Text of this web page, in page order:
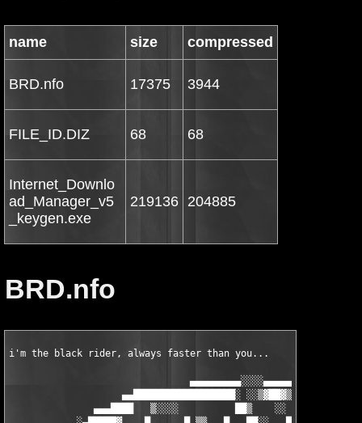
name size compressed
BRD.nfo 17375 3944
FILE_ID.DIZ 68 68
Internet_Downlo
ad_Manager_v5
_keygen.exe
219136 204885
BRD.nfo
i'm the black rider, always faster than you...

				▄▄▄▄▄▄▄▄▄░░░░▄▄▄▄▄                              
                    ▄▄██████████████████░ ░░▒▓██▓▒▓█▓░▄                         
               ▄▄▄████   ▒░░░░          ██▒    ░░     ███▒▄                     
            ░▄█████▓    █      █ ▒▒   █   ██░░   █░██     ▓█▒▄                  
          ▄████▒  ▒▓ ▓█▓   █ ▒▒▒  █ ▓ ▓█▓    ▓████ ▓██████░ ███▄▄               
        ▄█████░ ██▒ ▒█░ ██████▓ ████░░████████████▓ ██████████████▄             
      ▄█▓████▒███████████████████████████████████████████████▓▓█████░           
     ░█░█████████████████████████████████████████████████████████████           
     ██████████████████████████████▓░██▓██████░██████▓█████████████▓█           
     ██████████████▀ ▒▓▀██▀█▀░▒ ▒███████████           ▀▀██▀█████████▓          
     ████████████▀░             █████████████▄               ▓████████          
     ████████▀░▓              ▄████████████████▓              ░▓██▓▓██          
     █████████▒             ▄████████████████████▄░             ▓████           
     ████████           ▄▄████████████████████████▓░           ▓██████          
     ██████▓           ░████████████████████████████░           ██████          
    ░██████           ▒████████████████████████████▓            █████▓          
     █████░            ████████████████████████████▄░▓▓▓▒       ▀████░          
     ██████          ░ ░█▓████████████████████████████░          ███▒           
     ██████            ░▓▓▓███████████████████████░              ░██            
    ██████         ▄███▄ ▓███████████████████████▓ ▄██████▄▄      ▒█▒           
    █  ███▒     ▄██████████████████████▓█████████████████████     █████▄        
   ██  ░░▀    ▄███████████████████████████████████████████████▄   ▓█ ░███▄      
   ▓▒█  ░█  ▓███████████  ▓███████████████████████ ░▀███████████ ░█░ ░██▒█      
   █ ██  █  ░█▒███████████████████▓██████████████████████████▀▀▒ ▒█ ▒█▒███      
  ░█ ██  █        ▀▀██████████████████████████████████▀▀         ░█ ██ █        
   ▒ ███ █            ▀▀██████████████████████████▀              ▓█ ████        
   █░█▓███                ░▓███████████████████████▄▄           ▓█ ░█░█         
    ▀██▓███              █▓▓████████████████████████████▓      ███ ███▒         
      ▓█▓░▓▄           ▄███████████▒█████ ▒██████████████      ▒▒███            
        ▒███         ▓█████▓██████▓ █████  ▓███████████ ▒█      ███             
          ▀██      ░▄███████████▓  ▓██████  ░▄████████▒██▓▒█░  ▒█▒█▒            
           ██▒  ░▄█ ███  ███████▄▓▒████████  ▓█████▓█░   ███▒   ███░            
           ░██    ░     █████████████████████████▓████▓  ░     ▒███             
            ██        ██████████████████████████████████        ███▓            
            ▓█▒      ▓██████████████████████████████████        ███▓▄           
             ██      ████████████████████████████▓███████       █████████▓▄░░   
       ▄▄██████░     ████▓▓███▓█████████████████████▓ ██░       ████ ░█████▓█░  
    ▒████▀    █▓         ░█████████████████████▓▓███▒          ████▒     ▀██▒   
   ▓██     ▄▓███▄          ███████████████████████████       ░█████████   ▓█▓   
    █    ██████▓██▄▒     ░████████████████████████████     ▓▄█████████    ██  ▒ 
   ░██▄    ██████████▄    ▓███████████████████████████░▄▄████████████▒    ██  █ 
   ▓███     █████████████▓█████████████████████████████████████████▓     ▒██ ▒▒ 
   ▓██▀          ████████████████████████████████████████████▓▒           ████  
   ██               ▓████████████████████████████████████████▄            ██    
  ██▀         █▓▒████████████████████████████████████████████████▄        ██    
░██▒          █████████████████████████████████████████████████████▓      ███   
██▒        ▒███████████████████████████████████████████▓▓█████████▒ █░    ░███▒ 
██▄        ███████████████████████████████████████████████████████▓ █     ▄█████
 ▀██▄░▓▒▓██████████████████████████▓█████████████████████████████████ █  ▒█ ░  █
    ███ ▒█████████████████████████▓████████████████████▓████████████ ▓░▄██     ▀
  ░▒█ ▓█▓ ░███████████████████████▓███████████████████████████████████████      
  ▄█ ████████████████████████████████████████████████████████████████████  ▓    
 ▄██████████████████████████████████████████████████████████████████████ ███   ▀
██████████████████████████████████████████████████████████████████████████▓█░  █
███████████████████████████████████████████████████████████████████████████████▓
████████████████████████████████████████████████████████████████████████████████
███████████▄██████████████▀▀▀████████▀▄███████████████████████████████████▀  ▀▓█
███▀ ▄ ▀███████████████▀ ▄▄▓ ████▓▀  ▀██████████████████████▄█████▀░█████▓    ▓
░██ ▀▓▀ █▓▀▀▀▀██▀▀▓██▀ ▄████  ███           ░▀██▓▀▀███▀▀▀███▀▀▀▀▓█  ░████░     █
 █░      ▀■.       ▀   █████   █▓            ░█▓░   ▀         .■▀    ░██▀
         ▄▄▄       ▓   █████   ▓               ■                ▄▄█   ▄         
       ▄████           █████   █                             ░▄████             
       █████           █████                                 ▄████▓             
       █████           █████            ▄                    █████░             
       █████▓ ██▒      █████       ▄██▄▄         ▄██████▄    █████    ▄█░       
       ███████████▓    █████      ████████▄     ▄█████████   █████  ▄███        
       ██████ █████    ████▓     ███▓███████   ███████████▒  █████  ████        
       █████░ ▒████    ████▒    ████   █████   █████  ███▓   █████  ██▒         
       █████   ████    ████     ████   █████   █████         █████ ███          
       █████   ████    ████     ████  ██████   █████         █████ █████▄       
       ██████▄░████    ████▓▄   ████▄██ ████   ██████▄  ▄█   █████████████      
       ███████████     ███████  █████▀  ████    █████████    █████▓  █████      
       ████▀  ▀██       ▀███▀   ████   █████     ▀█████▓     █████    ███       
       █▀                 █       ▀    ▓▀                    █▀▀       █        
                ▄██▓              ▄▓█                                           
               ▄█████           ▄████                                           
▓█ ▓████████▓  ▓█████  ▓█████▓  █████  ▓████████████████████████████████████▓ █▓
                ████            █████                                           
                                █████                                           
   ████ ▄████    ▄▄██      ▄████████▓    ▄████████    ████ ░▄███   ▄▄████████▄  
   ████ ████  ▄██████     ██████████▓   ▓██████████   ████▄▄███   ████▓██████▀  
   ████████▀  ███████    ████   ████▒   ████  ████▓   ███████▀   ▄████▀         
   █████   ░    █████    ████  █████▒   ████▄  ███░   █████   ░  ▒█████████▄▄▄  
   ████▓        █████   ▒████ ▓█████▒   ████▓█████    ████▓     ▒ █████████████ 
   █████    ▒   █████ ▓ ▒████ █ ████▓   ████▓       ▓ █████        ▀▀▀█████████ 
▒  ███████  ▓▒  █████ █ ░█████  █████ ▄ █████▄  ▄█  █ ███████   ▓ ▄      ▀████▀ 
█  ██████▀  ▓▓▓ █████ █  ████   █████ ▓ ▓████████  ██ ██████▒  ▓▓ ███████████▀  
██  ▀████   ███ █████ ██ ██▀  █ ▀████ █▄ ░▀████▀  ███  ▀████   ██ ░▀███████▀    
████▄▄▄▄▄▄█████▄▄▄▄▄▄▄██▄▄▄▄████▄▄▄▄▄▄██▓ ▄▄▄▄▄▄▄██████▄▄▄▄▄▄████▓▄▄▄▄▄▄▄▄▄▄▄▄▓
████████████████████████████████████████████████████████████████████████████████
▀██████████████████████████████████████████████████████████████████████████▀▀▀▀█
   ▀███████████████████████████████████████████████████████████████████▀
    ██▀▄███████████████████▀▀▀▀▀▀███▀▀  ▀▀▀▀███████▀▀█████████████████▀|
     ▄ ▀ ▀▀▀▀▀██████▀▀▀▀          ▀▌          ▀█▀▀        ▀▀▀████▀▀▀   ▀
                ▀█▀                            ▀              ██    jer^dfs     
                 ▀                             ▀              ▐▌       
               ▀                                                   ▄      
       Internet.Download.Manager.v5.18.3.WinALL.Incl.Keygen.and.Patch-BRD       
                                
 
           Cracked by...: BRD Cult              Size.....: 2                     
           Suplied......: BRD Cult              Date.....: 09/26/2009           
           Packaged.....: BRD Cult              Type.....: Keygen & Patch       
           Protection...: Serial                Os.......: WinALL               
           
                                                      
 
      ▄▄              ▄   ▄▄▄▄     ▄                       ▄
  ▄██████▄▄▄▄▄ ▀▀   ▄███ ▀▀████▄▄▄███▄▄▄▄▄▄▄   ▀ ▄    ▄▄▄ ██▄▄   ▄▓█████▄██████▀
   ▀█████████▀██▄█▄██████▓█████████████▓▓████ ████▄▀████████████▀▀█████████▓██▀
▀██████████████████████████████████████████████████████████████████████████▀▀▀▀█
   ▀███████████████████████████████████████████████████████████████████▀
    ██▀▄███████████████████▀▀▀▀▀▀███▀▀  ▀▀▀▀███████▀▀█████████████████▀|
     ▄ ▀ ▀▀▀▀▀██████▀▀▀▀          ▀▌          ▀█▀▀        ▀▀▀████▀▀▀   ▀
                ▀█▀                            ▀              ██         
                 ▀                             ▀              ▐▌       
               ▀                  DESCRiPTiON                  ▄        
                                  
           Internet Download Manager (IDM) is a tool to increase           
          download speeds by up to 5 times, resume and schedule           
          downloads. Comprehensive error recovery and resume capability           
          will restart broken or interrupted downloads due to lost           
          connections, network problems, computer shutdowns, or           
          unexpected power outages. Simple graphic user interface makes           
          IDM user friendly and easy to use.Internet Download Manager           
          has a smart download logic accelerator that features           
          intelligent dynamic file segmentation and safe multipart           
          downloading technology to accelerate your downloads. Unlike           
          other download managers and accelerators Internet Download           
          Manager seg